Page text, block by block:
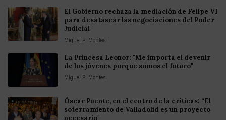
El Gobierno rechaza la mediación de Felipe VI
para desatascar las negociaciones del Poder
Judicial
Miguel P. Montes
La Princesa Leonor: "Me importa el devenir
de los jóvenes porque somos el futuro"
Miguel P. Montes
Óscar Puente, en el centro de la críticas: “El
soterramiento de Valladolid es un proyecto
necesario"